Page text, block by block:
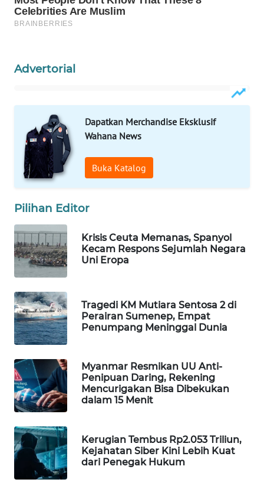
Advertorial
Dapatkan Merchandise Eksklusif
Wahana News
Buka Katalog
Pilihan Editor
Krisis Ceuta Memanas, Spanyol
Kecam Respons Sejumlah Negara
Uni Eropa
Tragedi KM Mutiara Sentosa 2 di
Perairan Sumenep, Empat
Penumpang Meninggal Dunia
Myanmar Resmikan UU Anti-
Penipuan Daring, Rekening
Mencurigakan Bisa Dibekukan
dalam 15 Menit
Kerugian Tembus Rp2.053 Triliun,
Kejahatan Siber Kini Lebih Kuat
dari Penegak Hukum
WAHANA
INFRASTRUKTUR
KONSUMEN
LISTRIK
WAHANA
TRAVEL
WAHANA
WAHANANEWS
ID
WAHANANEWS
WAHANANEWS
NET
WAHANA
SPORT
WAHANA
WAHANA
SELEB